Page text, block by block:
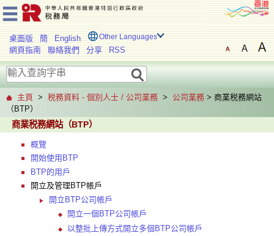
桌面版 簡 English Other Languages
網頁指南 聯絡我們 分享 RSS
主頁 > 税務資料 - 個別人士 / 公司業務 > 公司業務 > 商業税務網站
（BTP）
商業税務網站（BTP）
概覽
開始使用BTP
BTP的用戶
開立及管理BTP帳戶
開立BTP公司帳戶
開立一個BTP公司帳戶
以整批上傳方式開立多個BTP公司帳戶